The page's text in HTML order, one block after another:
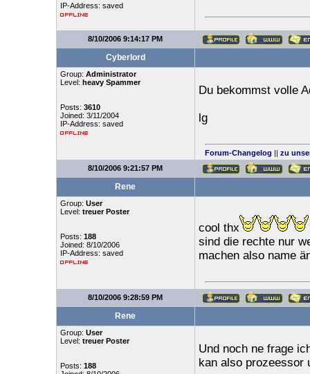
IP-Address: saved
8/10/2006 9:14:17 PM
Cyberlord
Group: Administrator
Level: heavy Spammer
Posts: 3610
Joined: 3/11/2004
IP-Address: saved
Du bekommst volle
lg
Forum-Changelog || zu
8/10/2006 9:21:57 PM
Rene
Group: User
Level: treuer Poster
Posts: 188
Joined: 8/10/2006
IP-Address: saved
cool thx
sind die rechte nur
machen also name
8/10/2006 9:28:59 PM
Rene
Group: User
Level: treuer Poster
Posts: 188
Und noch ne frage
kan also prozeessor